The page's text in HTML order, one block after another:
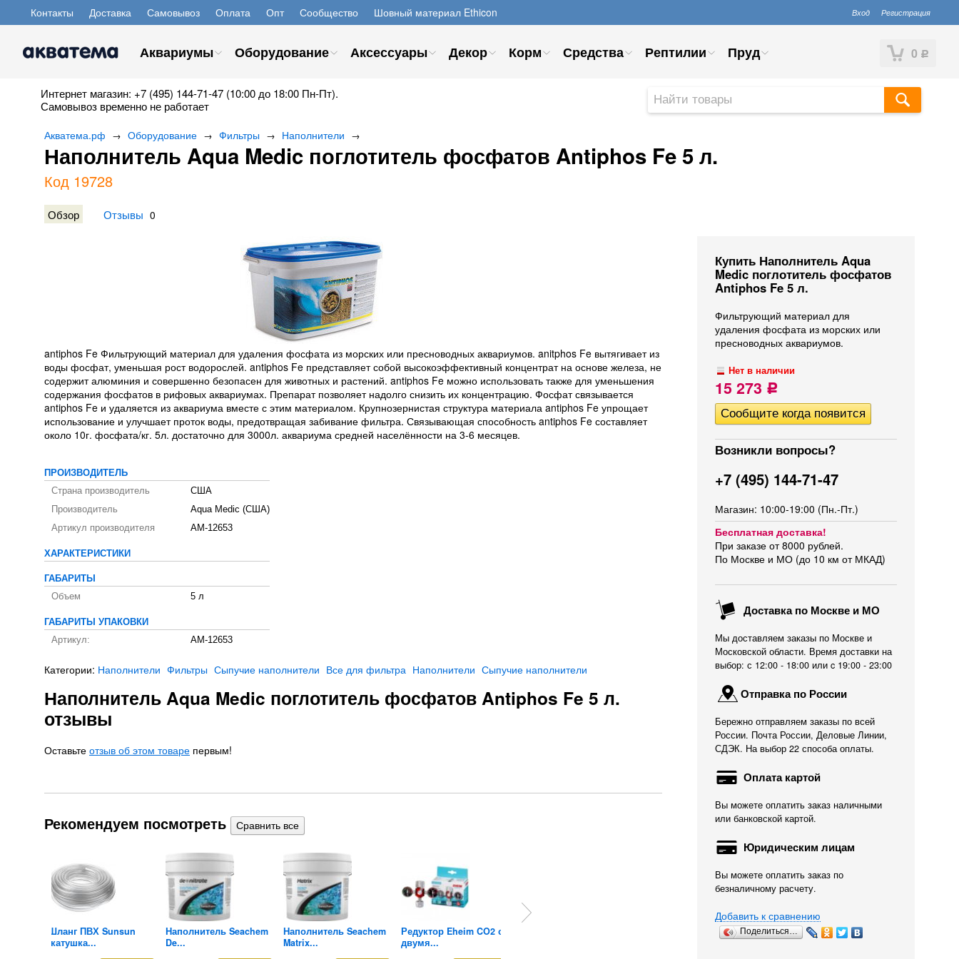
Контакты Доставка Самовывоз Оплата Опт Сообщество Шовный материал Ethicon Вход Регистрация
0 Р
Аквариумы Оборудование Аксессуары Декор Корм Средства Рептилии Пруд
Интернет магазин: +7 (495) 144-71-47 (10:00 до 18:00 Пн-Пт).
Самовывоз временно не работает
Акватема.рф → Оборудование → Фильтры → Наполнители →
Наполнитель Aqua Medic поглотитель фосфатов Antiphos Fe 5 л.
Код 19728
Обзор Отзывы 0
Купить Наполнитель Aqua
Medic поглотитель фосфатов
Antiphos Fe 5 л.
Фильтрующий материал для
удаления фосфата из морских или
пресноводных аквариумов.
Нет в наличии
15 273 Р
Возникли вопросы?
+7 (495) 144-71-47
Магазин: 10:00-19:00 (Пн.-Пт.)
Бесплатная доставка!
При заказе от 8000 рублей.
По Москве и МО (до 10 км от МКАД)
Доставка по Москве и МО
Мы доставляем заказы по Москве и
Московской области. Время доставки на
выбор: с 12:00 - 18:00 или c 19:00 - 23:00
Отправка по России
Бережно отправляем заказы по всей
России. Почта России, Деловые Линии,
СДЭК. На выбор 22 способа оплаты.
Оплата картой
Вы можете оплатить заказ наличными
или банковской картой.
Юридическим лицам
Вы можете оплатить заказ по
безналичному расчету.
Добавить к сравнению
Поделиться…
antiphos Fe Фильтрующий материал для удаления фосфата из морских или пресноводных аквариумов. anitphos Fe вытягивает из
воды фосфат, уменьшая рост водорослей. antiphos Fe представляет собой высокоэффективный концентрат на основе железа, не
содержит алюминия и совершенно безопасен для животных и растений. antiphos Fe можно использовать также для уменьшения
содержания фосфатов в рифовых аквариумах. Препарат позволяет надолго снизить их концентрацию. Фосфат связывается
antiphos Fe и удаляется из аквариума вместе с этим материалом. Крупнозернистая структура материала antiphos Fe упрощает
использование и улучшает проток воды, предотвращая забивание фильтра. Связывающая способность antiphos Fe составляет
около 10г. фосфата/кг. 5л. достаточно для 3000л. аквариума средней населённости на 3-6 месяцев.
ПРОИЗВОДИТЕЛЬ
Страна производитель
США
Производитель
Aqua Medic (США)
Артикул производителя
AM-12653
ХАРАКТЕРИСТИКИ
ГАБАРИТЫ
Объем
5 л
ГАБАРИТЫ УПАКОВКИ
Артикул:
AM-12653
Категории: Наполнители Фильтры Сыпучие наполнители Все для фильтра Наполнители Сыпучие наполнители
Наполнитель Aqua Medic поглотитель фосфатов Antiphos Fe 5 л.
отзывы
Оставьте отзыв об этом товаре первым!
Рекомендуем посмотреть
Шланг ПВХ Sunsun
(катушка...
Наполнитель Seachem
De...
Наполнитель Seachem
Matrix...
Редуктор Eheim CO2 с
двумя...
Губка универсальная
Система CO2 Dennerle
Carbo...